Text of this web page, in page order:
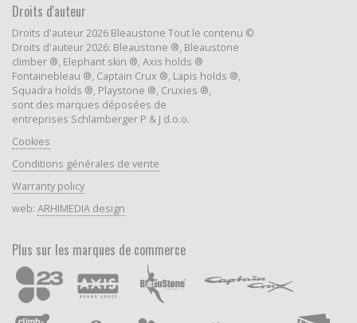
Droits d'auteur
Droits d'auteur 2026 Bleaustone Tout le contenu ©
Droits d'auteur 2026: Bleaustone ®, Bleaustone
climber ®, Elephant skin ®, Axis holds ®
Fontainebleau ®, Captain Crux ®, Lapis holds ®,
Squadra holds ®, Playstone ®, Cruxies ®,
sont des marques déposées de
entreprises Schlamberger P & J d.o.o.
Cookies
Conditions générales de vente
Warranty policy
web: ARHIMEDIA design
Plus sur les marques de commerce